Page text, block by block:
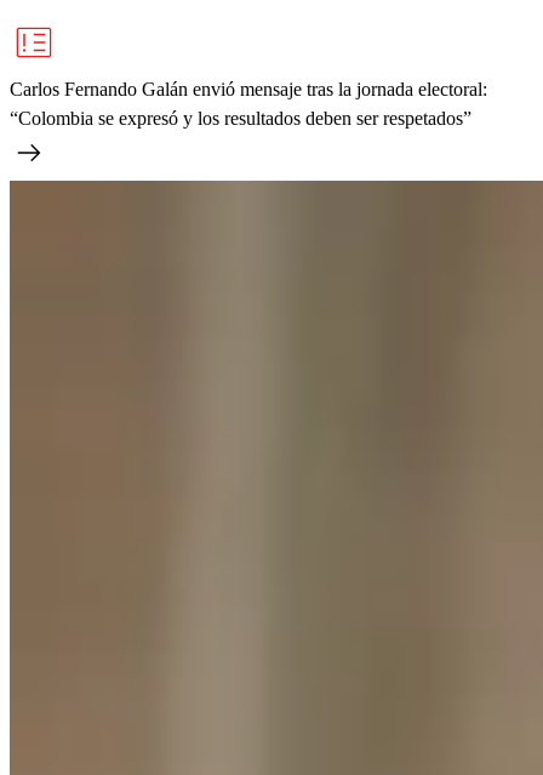
Carlos Fernando Galán envió mensaje tras la jornada electoral:
“Colombia se expresó y los resultados deben ser respetados”